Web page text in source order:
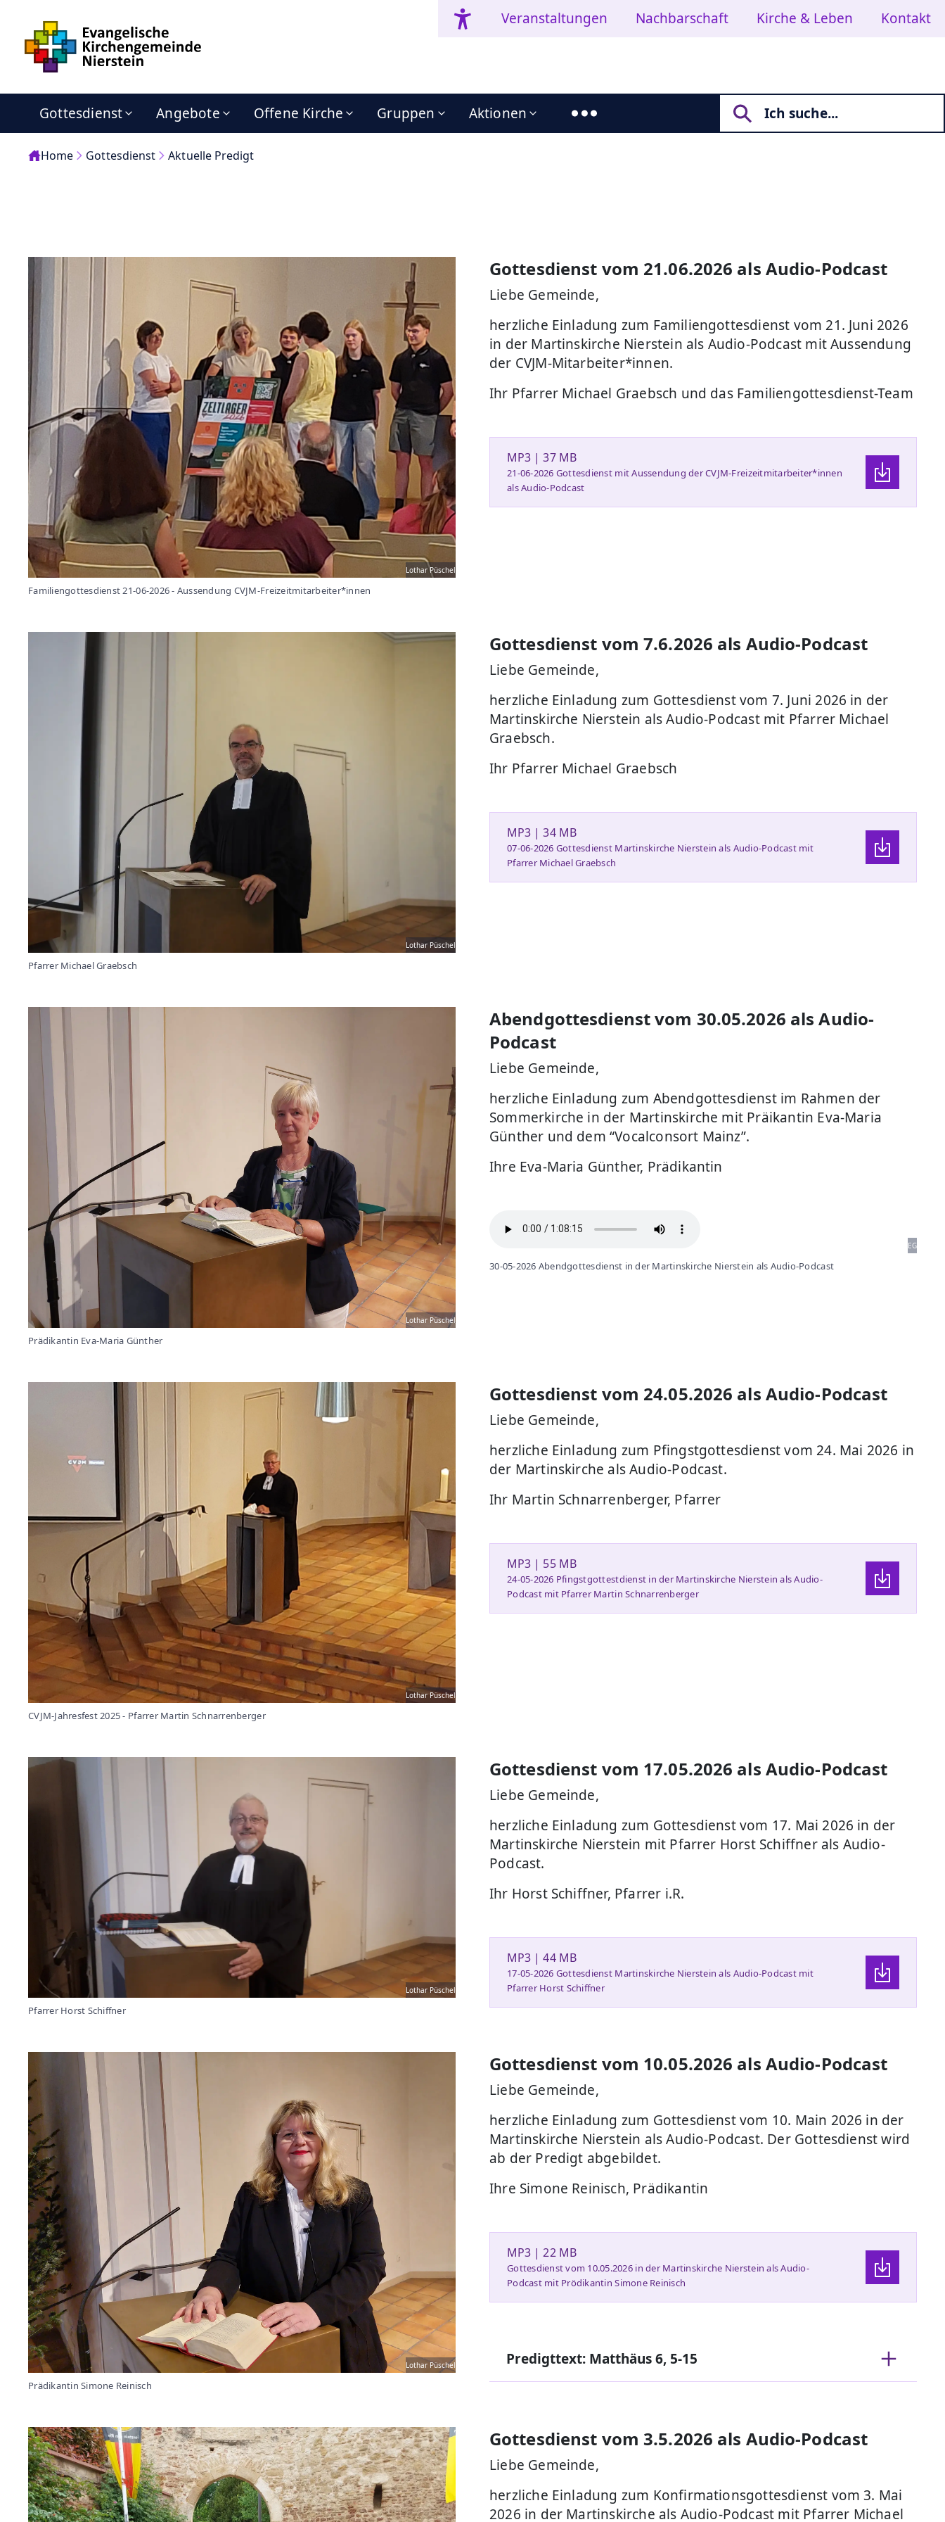
Veranstaltungen Nachbarschaft Kirche & Leben Kontakt
Gottesdienst Angebote Offene Kirche Gruppen Aktionen
Home Gottesdienst Aktuelle Predigt
Lothar Püschel
Familiengottesdienst 21-06-2026 - Aussendung CVJM-Freizeitmitarbeiter*innen
Gottesdienst vom 21.06.2026 als Audio-Podcast
Liebe Gemeinde,
herzliche Einladung zum Familiengottesdienst vom 21. Juni 2026
in der Martinskirche Nierstein als Audio-Podcast mit Aussendung
der CVJM-Mitarbeiter*innen.
Ihr Pfarrer Michael Graebsch und das Familiengottesdienst-Team
MP3 | 37 MB
21-06-2026 Gottesdienst mit Aussendung der CVJM-Freizeitmitarbeiter*innen
als Audio-Podcast
Lothar Püschel
Pfarrer Michael Graebsch
Gottesdienst vom 7.6.2026 als Audio-Podcast
Liebe Gemeinde,
herzliche Einladung zum Gottesdienst vom 7. Juni 2026 in der
Martinskirche Nierstein als Audio-Podcast mit Pfarrer Michael
Graebsch.
Ihr Pfarrer Michael Graebsch
MP3 | 34 MB
07-06-2026 Gottesdienst Martinskirche Nierstein als Audio-Podcast mit
Pfarrer Michael Graebsch
Lothar Püschel
Prädikantin Eva-Maria Günther
Abendgottesdienst vom 30.05.2026 als Audio-
Podcast
Liebe Gemeinde,
herzliche Einladung zum Abendgottesdienst im Rahmen der
Sommerkirche in der Martinskirche mit Präikantin Eva-Maria
Günther und dem “Vocalconsort Mainz”.
Ihre Eva-Maria Günther, Prädikantin
EG
30-05-2026 Abendgottesdienst in der Martinskirche Nierstein als Audio-Podcast
Lothar Püschel
CVJM-Jahresfest 2025 - Pfarrer Martin Schnarrenberger
Gottesdienst vom 24.05.2026 als Audio-Podcast
Liebe Gemeinde,
herzliche Einladung zum Pfingstgottesdienst vom 24. Mai 2026 in
der Martinskirche als Audio-Podcast.
Ihr Martin Schnarrenberger, Pfarrer
MP3 | 55 MB
24-05-2026 Pfingstgottestdienst in der Martinskirche Nierstein als Audio-
Podcast mit Pfarrer Martin Schnarrenberger
Lothar Püschel
Pfarrer Horst Schiffner
Gottesdienst vom 17.05.2026 als Audio-Podcast
Liebe Gemeinde,
herzliche Einladung zum Gottesdienst vom 17. Mai 2026 in der
Martinskirche Nierstein mit Pfarrer Horst Schiffner als Audio-
Podcast.
Ihr Horst Schiffner, Pfarrer i.R.
MP3 | 44 MB
17-05-2026 Gottesdienst Martinskirche Nierstein als Audio-Podcast mit
Pfarrer Horst Schiffner
Lothar Püschel
Prädikantin Simone Reinisch
Gottesdienst vom 10.05.2026 als Audio-Podcast
Liebe Gemeinde,
herzliche Einladung zum Gottesdienst vom 10. Main 2026 in der
Martinskirche Nierstein als Audio-Podcast. Der Gottesdienst wird
ab der Predigt abgebildet.
Ihre Simone Reinisch, Prädikantin
MP3 | 22 MB
Gottesdienst vom 10.05.2026 in der Martinskirche Nierstein als Audio-
Podcast mit Prödikantin Simone Reinisch
Predigttext: Matthäus 6, 5-15
Gottesdienst vom 3.5.2026 als Audio-Podcast
Liebe Gemeinde,
herzliche Einladung zum Konfirmationsgottesdienst vom 3. Mai
2026 in der Martinskirche als Audio-Podcast mit Pfarrer Michael